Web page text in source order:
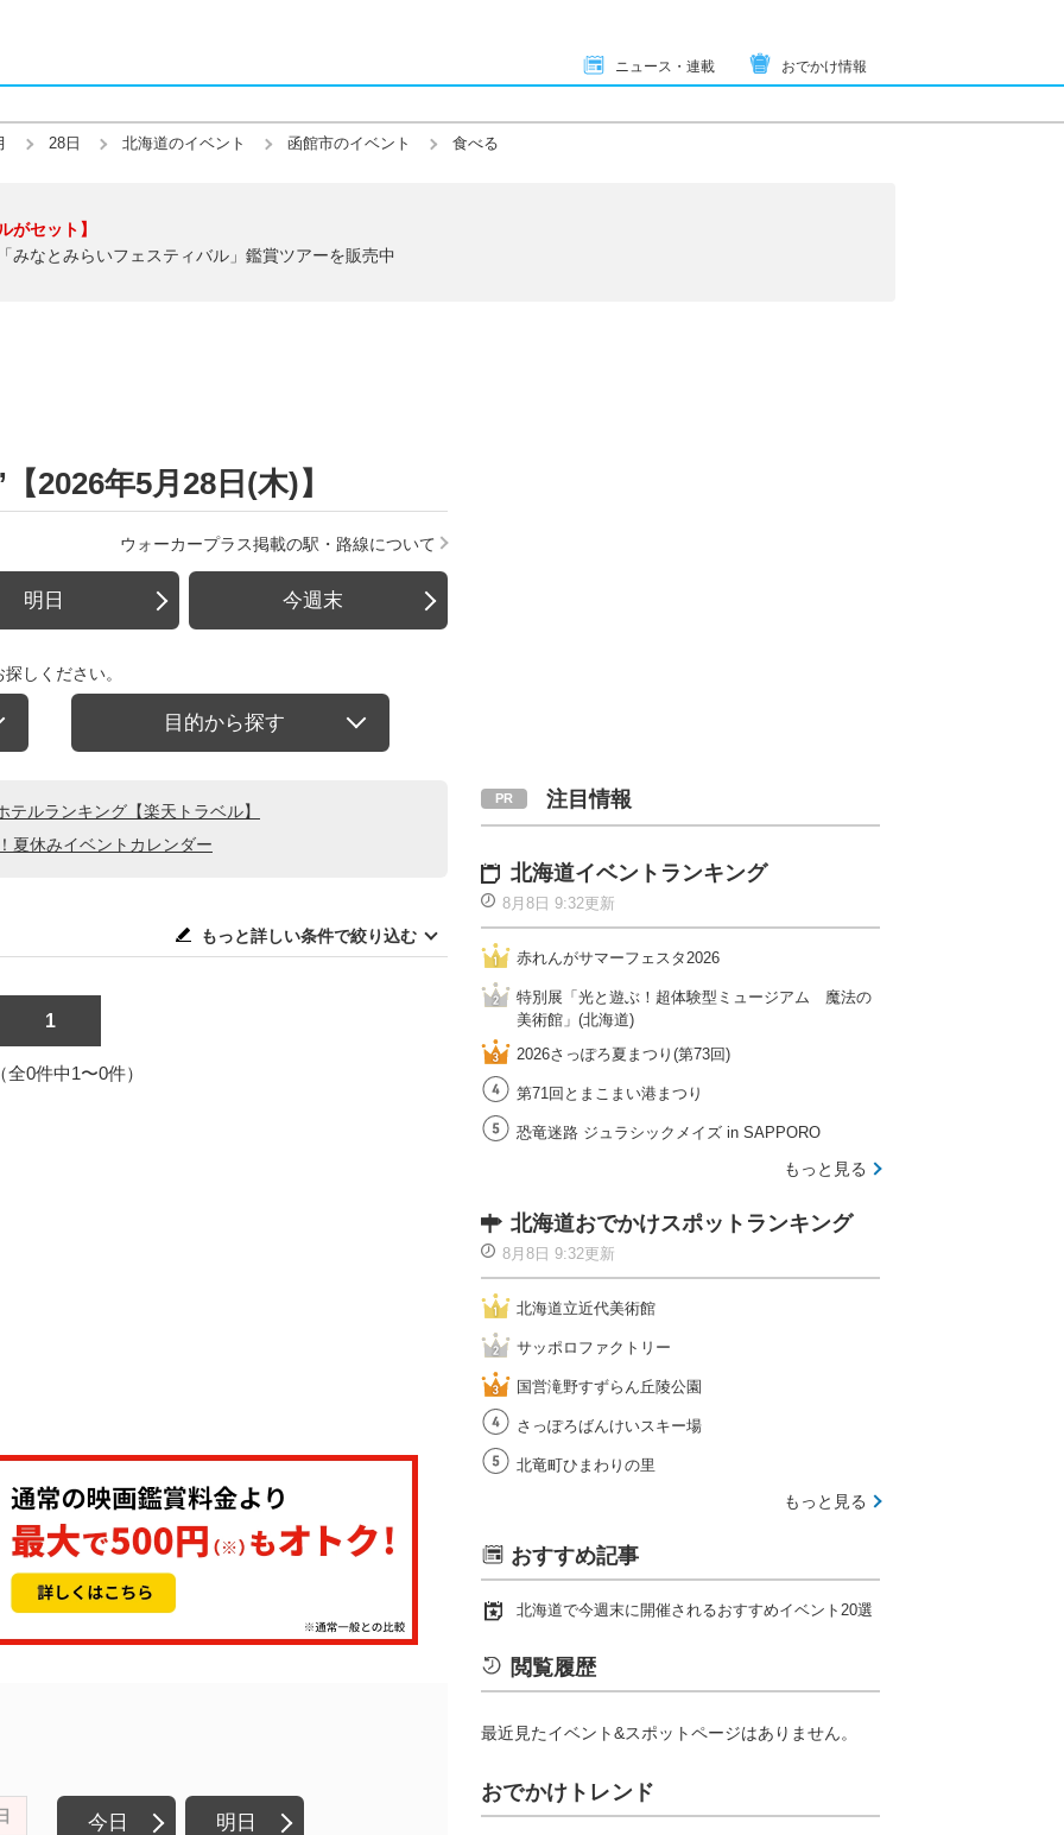
ニュース・連載 おでかけ情報
28日 北海道のイベント 函館市のイベント 食べる
がセット】
みなとみらいフェスティバル」鑑賞ツアーを販売中
2026年5月28日(木)】
ウォーカープラス掲載の駅・路線について
明日 今週末
しください。
目的から探す
ルランキング【楽天トラベル】
夏休みイベントカレンダー
もっと詳しい条件で絞り込む
1
全0件中1〜0件）
今日 明日
注目情報
北海道イベントランキング
8月8日 9:32更新
赤れんがサマーフェスタ2026
特別展「光と遊ぶ！超体験型ミュージアム 魔法の
美術館」(北海道)
2026さっぽろ夏まつり(第73回)
第71回とまこまい港まつり
恐竜迷路 ジュラシックメイズ in SAPPORO
もっと見る
北海道おでかけスポットランキング
8月8日 9:32更新
北海道立近代美術館
サッポロファクトリー
国営滝野すずらん丘陵公園
さっぽろばんけいスキー場
北竜町ひまわりの里
もっと見る
おすすめ記事
北海道で今週末に開催されるおすすめイベント20選
閲覧履歴
最近見たイベント&スポットページはありません。
おでかけトレンド